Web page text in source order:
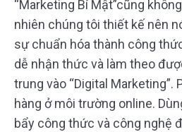
“Marketing Bí Mật”cũng
nhiên chúng tôi thiết kế nên
sự chuẩn hóa thành công
dễ nhận thức và làm theo
trung vào “Digital Marketing”.
hàng ở môi trường online.
bẩy công thức và công nghệ